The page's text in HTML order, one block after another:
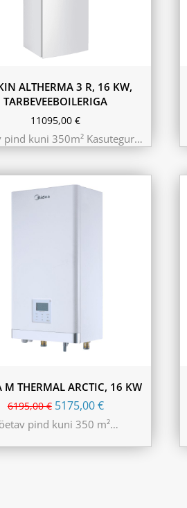
230L
ALTHERMA 3 R, 16 KW,
TARBEVEEBOILERIGA
11095,00€
pind kuni 350m² Kasutegur…
M THERMAL ARCTIC, 16 KW
6195,00€ 5175,00€
pind kuni 350 m²…